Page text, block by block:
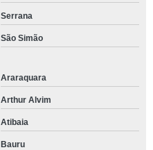
Serrana
São Simão
Araraquara
Arthur Alvim
Atibaia
Bauru